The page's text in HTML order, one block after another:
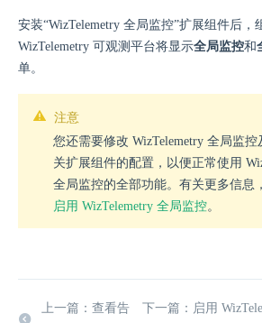
安装“WizTelemetry 全局监控”扩展组件后，
WizTelemetry 可观测平台将显示全局监控和
单。
注意
您还需要修改 WizTelemetry 全局监控
关扩展组件的配置，以便正常使用
全局监控的全部功能。有关更多信息
启用 WizTelemetry 全局监控。
上一篇：查看告 下一篇：启用